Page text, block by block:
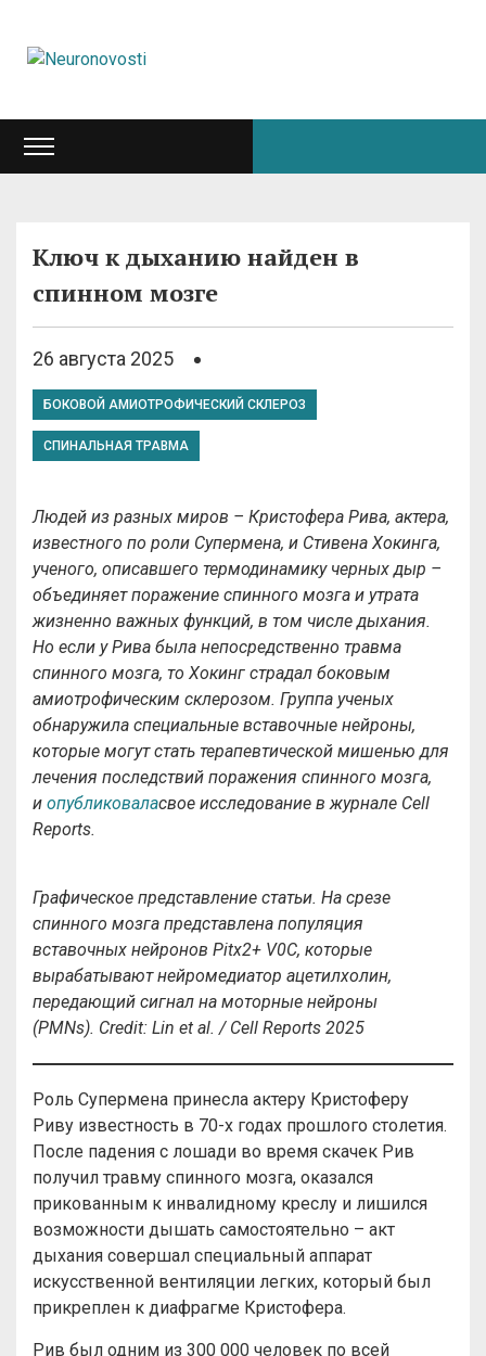
Ключ к дыханию найден в
спинном мозге
26 августа 2025
БОКОВОЙ АМИОТРОФИЧЕСКИЙ СКЛЕРОЗ
СПИНАЛЬНАЯ ТРАВМА
Людей из разных миров – Кристофера Рива, актера,
известного по роли Супермена, и Стивена Хокинга,
ученого, описавшего термодинамику черных дыр –
объединяет поражение спинного мозга и утрата
жизненно важных функций, в том числе дыхания.
Но если у Рива была непосредственно травма
спинного мозга, то Хокинг страдал боковым
амиотрофическим склерозом. Группа ученых
обнаружила специальные вставочные нейроны,
которые могут стать терапевтической мишенью для
лечения последствий поражения спинного мозга,
и опубликоваласвое исследование в журнале Cell
Reports.
Графическое представление статьи. На срезе
спинного мозга представлена популяция
вставочных нейронов Pitx2+ V0C, которые
вырабатывают нейромедиатор ацетилхолин,
передающий сигнал на моторные нейроны
(PMNs). Credit: Lin et al. / Cell Reports 2025
Роль Супермена принесла актеру Кристоферу
Риву известность в 70-х годах прошлого столетия.
После падения с лошади во время скачек Рив
получил травму спинного мозга, оказался
прикованным к инвалидному креслу и лишился
возможности дышать самостоятельно – акт
дыхания совершал специальный аппарат
искусственной вентиляции легких, который был
прикреплен к диафрагме Кристофера.
Рив был одним из 300 000 человек по всей